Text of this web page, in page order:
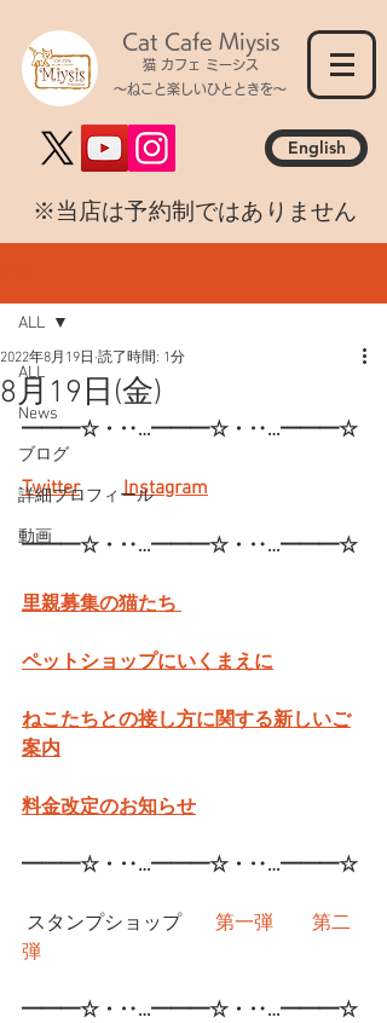
Cat Cafe Miysis
猫 カフェ ミーシス
～ねこと楽しいひとときを～
English
​※当店は予約制ではありません
ALL
News
ブログ
詳細プロフィール
動画
ALL
8月19日(金)
2022年8月19日 読了時間: 1分
━━━☆・‥…━━━☆・‥…━━━☆
Twitter Instagram
━━━☆・‥…━━━☆・‥…━━━☆
里親募集の猫たち
ペットショップにいくまえに
ねこたちとの接し方に関する新しいご
案内
料金改定のお知らせ
━━━☆・‥…━━━☆・‥…━━━☆
第一弾
第二
弾
━━━☆・‥…━━━☆・‥…━━━☆